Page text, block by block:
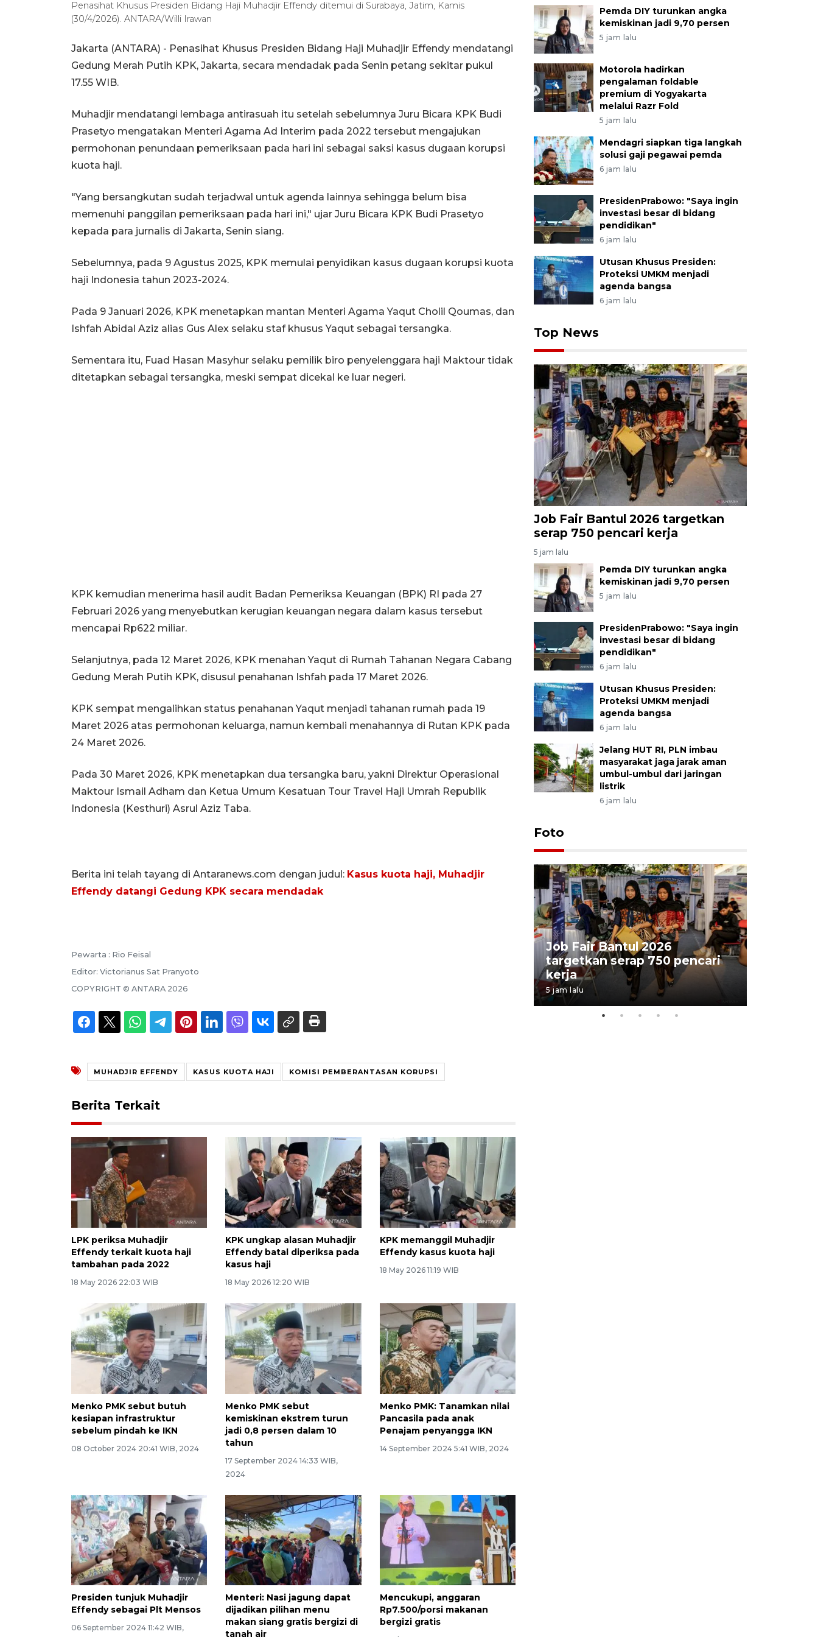
Penasihat Khusus Presiden Bidang Haji Muhadjir Effendy ditemui di Surabaya, Jatim, Kamis
(30/4/2026). ANTARA/Willi Irawan
Jakarta (ANTARA) - Penasihat Khusus Presiden Bidang Haji Muhadjir Effendy mendatangi
Gedung Merah Putih KPK, Jakarta, secara mendadak pada Senin petang sekitar pukul
17.55 WIB.
Muhadjir mendatangi lembaga antirasuah itu setelah sebelumnya Juru Bicara KPK Budi
Prasetyo mengatakan Menteri Agama Ad Interim pada 2022 tersebut mengajukan
permohonan penundaan pemeriksaan pada hari ini sebagai saksi kasus dugaan korupsi
kuota haji.
"Yang bersangkutan sudah terjadwal untuk agenda lainnya sehingga belum bisa
memenuhi panggilan pemeriksaan pada hari ini," ujar Juru Bicara KPK Budi Prasetyo
kepada para jurnalis di Jakarta, Senin siang.
Sebelumnya, pada 9 Agustus 2025, KPK memulai penyidikan kasus dugaan korupsi kuota
haji Indonesia tahun 2023-2024.
Pada 9 Januari 2026, KPK menetapkan mantan Menteri Agama Yaqut Cholil Qoumas, dan
Ishfah Abidal Aziz alias Gus Alex selaku staf khusus Yaqut sebagai tersangka.
Sementara itu, Fuad Hasan Masyhur selaku pemilik biro penyelenggara haji Maktour tidak
ditetapkan sebagai tersangka, meski sempat dicekal ke luar negeri.
KPK kemudian menerima hasil audit Badan Pemeriksa Keuangan (BPK) RI pada 27
Februari 2026 yang menyebutkan kerugian keuangan negara dalam kasus tersebut
mencapai Rp622 miliar.
Selanjutnya, pada 12 Maret 2026, KPK menahan Yaqut di Rumah Tahanan Negara Cabang
Gedung Merah Putih KPK, disusul penahanan Ishfah pada 17 Maret 2026.
KPK sempat mengalihkan status penahanan Yaqut menjadi tahanan rumah pada 19
Maret 2026 atas permohonan keluarga, namun kembali menahannya di Rutan KPK pada
24 Maret 2026.
Pada 30 Maret 2026, KPK menetapkan dua tersangka baru, yakni Direktur Operasional
Maktour Ismail Adham dan Ketua Umum Kesatuan Tour Travel Haji Umrah Republik
Indonesia (Kesthuri) Asrul Aziz Taba.
Berita ini telah tayang di Antaranews.com dengan judul: Kasus kuota haji, Muhadjir
Effendy datangi Gedung KPK secara mendadak
Pewarta : Rio Feisal
Editor: Victorianus Sat Pranyoto
COPYRIGHT © ANTARA 2026
MUHADJIR EFFENDY KASUS KUOTA HAJI KOMISI PEMBERANTASAN KORUPSI
Berita Terkait
LPK periksa Muhadjir
Effendy terkait kuota haji
tambahan pada 2022
18 May 2026 22:03 WIB
KPK ungkap alasan Muhadjir
Effendy batal diperiksa pada
kasus haji
18 May 2026 12:20 WIB
KPK memanggil Muhadjir
Effendy kasus kuota haji
18 May 2026 11:19 WIB
Menko PMK sebut butuh
kesiapan infrastruktur
sebelum pindah ke IKN
08 October 2024 20:41 WIB, 2024
Menko PMK sebut
kemiskinan ekstrem turun
jadi 0,8 persen dalam 10
tahun
17 September 2024 14:33 WIB,
2024
Menko PMK: Tanamkan nilai
Pancasila pada anak
Penajam penyangga IKN
14 September 2024 5:41 WIB, 2024
Presiden tunjuk Muhadjir
Effendy sebagai Plt Mensos
06 September 2024 11:42 WIB,
Menteri: Nasi jagung dapat
dijadikan pilihan menu
makan siang gratis bergizi di
tanah air
Mencukupi, anggaran
Rp7.500/porsi makanan
bergizi gratis
Pemda DIY turunkan angka
kemiskinan jadi 9,70 persen
5 jam lalu
Motorola hadirkan
pengalaman foldable
premium di Yogyakarta
melalui Razr Fold
5 jam lalu
Mendagri siapkan tiga langkah
solusi gaji pegawai pemda
6 jam lalu
PresidenPrabowo: "Saya ingin
investasi besar di bidang
pendidikan"
6 jam lalu
Utusan Khusus Presiden:
Proteksi UMKM menjadi
agenda bangsa
6 jam lalu
Top News
Job Fair Bantul 2026 targetkan
serap 750 pencari kerja
5 jam lalu
Pemda DIY turunkan angka
kemiskinan jadi 9,70 persen
5 jam lalu
PresidenPrabowo: "Saya ingin
investasi besar di bidang
pendidikan"
6 jam lalu
Utusan Khusus Presiden:
Proteksi UMKM menjadi
agenda bangsa
6 jam lalu
Jelang HUT RI, PLN imbau
masyarakat jaga jarak aman
umbul-umbul dari jaringan
listrik
6 jam lalu
Foto
Job Fair Bantul 2026
targetkan serap 750 pencari
kerja
5 jam lalu